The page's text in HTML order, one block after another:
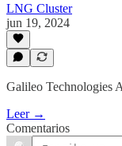
LNG Cluster
jun 19, 2024
Galileo Technologies
Leer →
Comentarios